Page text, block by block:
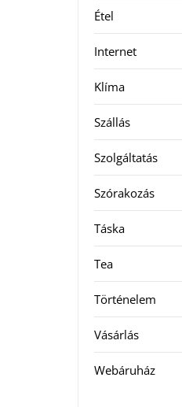
Étel
Internet
Klíma
Szállás
Szolgáltatás
Szórakozás
Táska
Tea
Történelem
Vásárlás
Webáruház